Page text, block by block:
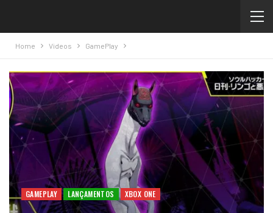
Home Videos GamePlay
GAMEPLAY LANÇAMENTOS XBOX ONE